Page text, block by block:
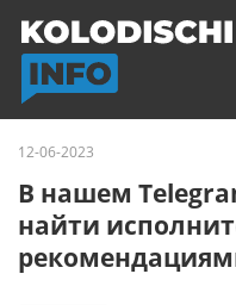
12-06-2023
В нашем
найти